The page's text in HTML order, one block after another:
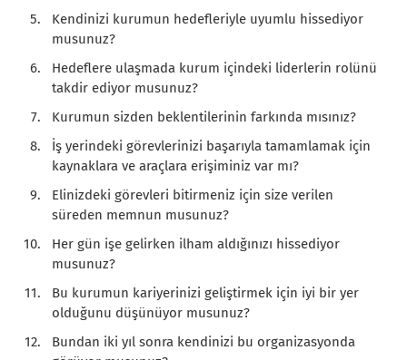
Kendinizi kurumun hedefleriyle uyumlu hissediyor
musunuz?
Hedeflere ulaşmada kurum içindeki liderlerin rolünü
takdir ediyor musunuz?
Kurumun sizden beklentilerinin farkında mısınız?
İş yerindeki görevlerinizi başarıyla tamamlamak için
kaynaklara ve araçlara erişiminiz var mı?
Elinizdeki görevleri bitirmeniz için size verilen
süreden memnun musunuz?
Her gün işe gelirken ilham aldığınızı hissediyor
musunuz?
Bu kurumun kariyerinizi geliştirmek için iyi bir yer
olduğunu düşünüyor musunuz?
Bundan iki yıl sonra kendinizi bu organizasyonda